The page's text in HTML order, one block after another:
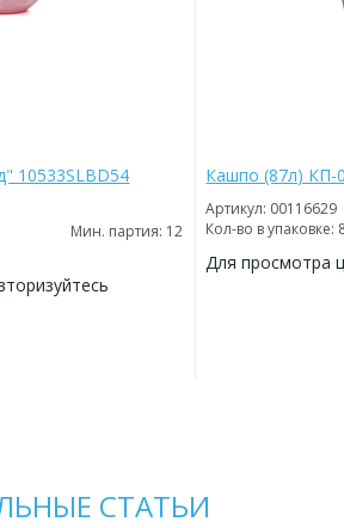
10533SLBD54
Мин. партия: 12
Кашпо (87л) КП-
Артикул: 00116629
Кол-во в упаковке:
Для просмотра
СТАТЬИ